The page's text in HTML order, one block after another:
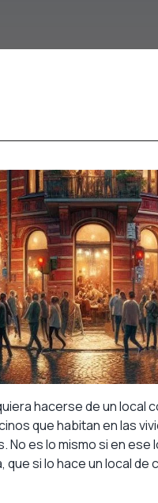
hacerse de un local
que habitan en las
es lo mismo si en
si lo hace un local de